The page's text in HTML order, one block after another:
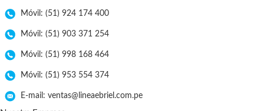
Móvil: (51) 924 174 400
Móvil: (51) 903 371 254
Móvil: (51) 998 168 464
Móvil: (51) 953 554 374
E-mail: ventas@lineaebriel.com.pe